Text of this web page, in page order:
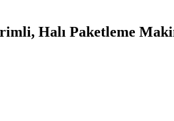
Halı Paketleme